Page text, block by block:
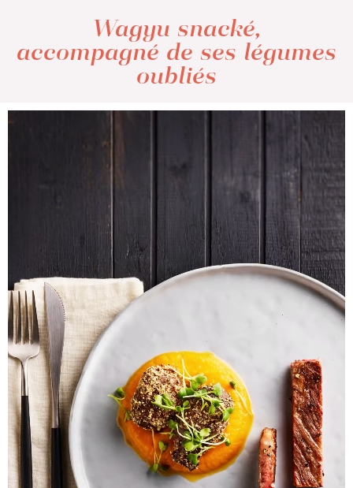
Wagyu snacké,
accompagné de ses légumes
oubliés